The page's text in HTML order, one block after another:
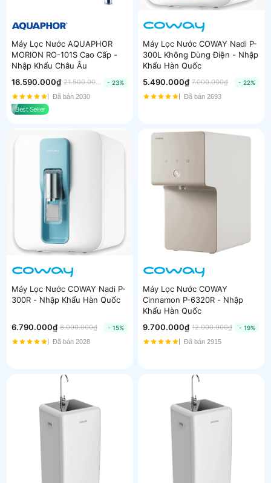
Máy Lọc Nước AQUAPHOR
MORION RO-101S Cao Cấp -
Nhập Khẩu Châu Âu
16.590.000₫
- 23%
Đã bán 2030
Best Seller
Máy Lọc Nước COWAY Nadi P-
300L Không Dùng Điện - Nhập
Khẩu Hàn Quốc
5.490.000₫ 7.000.000₫
- 22%
Đã bán 2693
Máy Lọc Nước COWAY Nadi P-
300R - Nhập Khẩu Hàn Quốc
6.790.000₫ 8.000.000₫
- 15%
Đã bán 2028
Máy Lọc Nước COWAY
Cinnamon P-6320R - Nhập
Khẩu Hàn Quốc
9.700.000₫ 12.000.000₫
- 19%
Đã bán 2915